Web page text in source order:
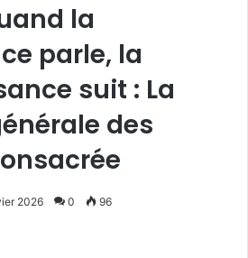
la
parle, la
suit : La
des
2026 0 96